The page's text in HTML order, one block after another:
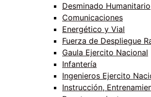
Desminado Humanitario
Comunicaciones
Energético y Vial
Fuerza de Despliegue
Gaula Ejercito Nacional
Infantería
Ingenieros Ejercito
Instrucción,